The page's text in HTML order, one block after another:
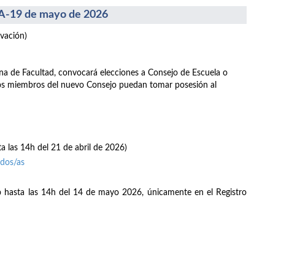
19 de mayo de 2026
de Facultad, convocará elecciones a Consejo de Escuela o
miembros del nuevo Consejo puedan tomar posesión al
las 14h del 21 de abril de 2026)
as
hasta las 14h del 14 de mayo 2026, únicamente en el Registro